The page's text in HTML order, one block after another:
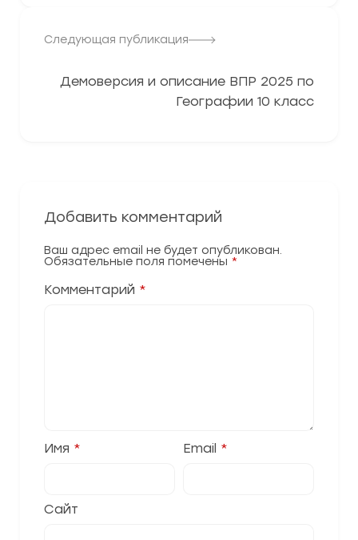
Следующая публикация
Демоверсия и описание ВПР 2025 по
Географии 10 класс
Добавить комментарий
Ваш адрес email не будет опубликован.
Обязательные поля помечены *
Комментарий *
Имя * Email *
Сайт